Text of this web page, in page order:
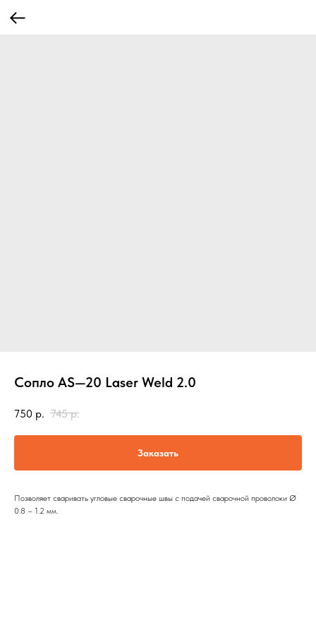
Сопло AS—20 Laser Weld 2.0
750 р. 745 р.
Заказать
Позволяет сваривать угловые сварочные швы с подачей сварочной проволоки Ø
0.8 – 1.2 мм.